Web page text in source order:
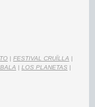
| FESTIVAL CRUÏLLA |
| LOS PLANETAS |